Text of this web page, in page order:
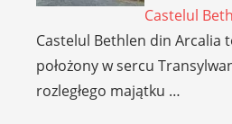
Castelul
Castelul Bethlen din Arcalia
położony w sercu
rozległego majątku …